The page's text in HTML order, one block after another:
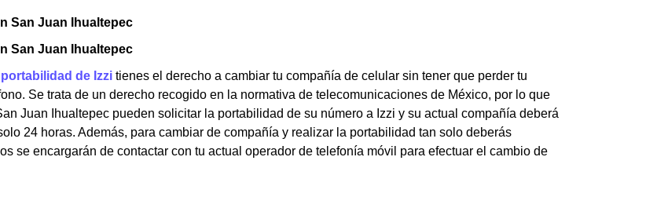
San Juan Ihualtepec
San Juan Ihualtepec
portabilidad de Izzi tienes el derecho a cambiar tu compañía de celular sin tener que perder tu
Se trata de un derecho recogido en la normativa de telecomunicaciones de México, por lo que
Juan Ihualtepec pueden solicitar la portabilidad de su número a Izzi y su actual compañía deberá
24 horas. Además, para cambiar de compañía y realizar la portabilidad tan solo deberás
se encargarán de contactar con tu actual operador de telefonía móvil para efectuar el cambio de